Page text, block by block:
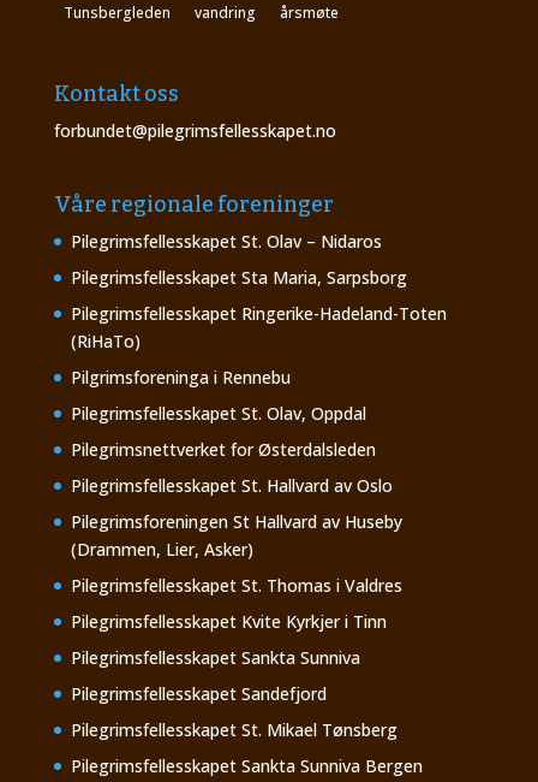
Tunsbergleden
vandring årsmøte
Kontakt oss
forbundet@pilegrimsfellesskapet.no
Våre regionale foreninger
Pilegrimsfellesskapet St. Olav – Nidaros
Pilegrimsfellesskapet Sta Maria, Sarpsborg
Pilegrimsfellesskapet Ringerike-Hadeland-Toten
(RiHaTo)
Pilgrimsforeninga i Rennebu
Pilegrimsfellesskapet St. Olav, Oppdal
Pilegrimsnettverket for Østerdalsleden
Pilegrimsfellesskapet St. Hallvard av Oslo
Pilegrimsforeningen St Hallvard av Huseby
(Drammen, Lier, Asker)
Pilegrimsfellesskapet St. Thomas i Valdres
Pilegrimsfellesskapet Kvite Kyrkjer i Tinn
Pilegrimsfellesskapet Sankta Sunniva
Pilegrimsfellesskapet Sandefjord
Pilegrimsfellesskapet St. Mikael Tønsberg
Pilegrimsfellesskapet Sankta Sunniva Bergen